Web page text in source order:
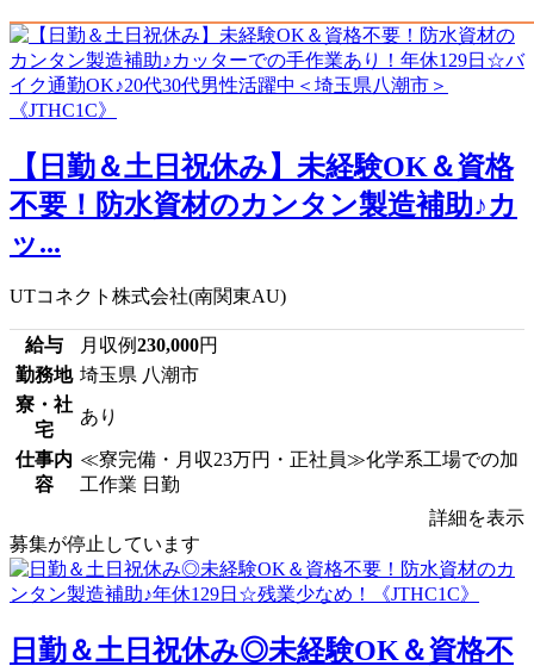
【日勤＆土日祝休み】未経験OK＆資格
不要！防水資材のカンタン製造補助♪カ
ッ...
UTコネクト株式会社(南関東AU)
給与 月収例230,000円
勤務地 埼玉県 八潮市
寮・社
宅
あり
仕事内
容
≪寮完備・月収23万円・正社員≫化学系工場での加
工作業 日勤
詳細を表示
募集が停止しています
日勤＆土日祝休み◎未経験OK＆資格不